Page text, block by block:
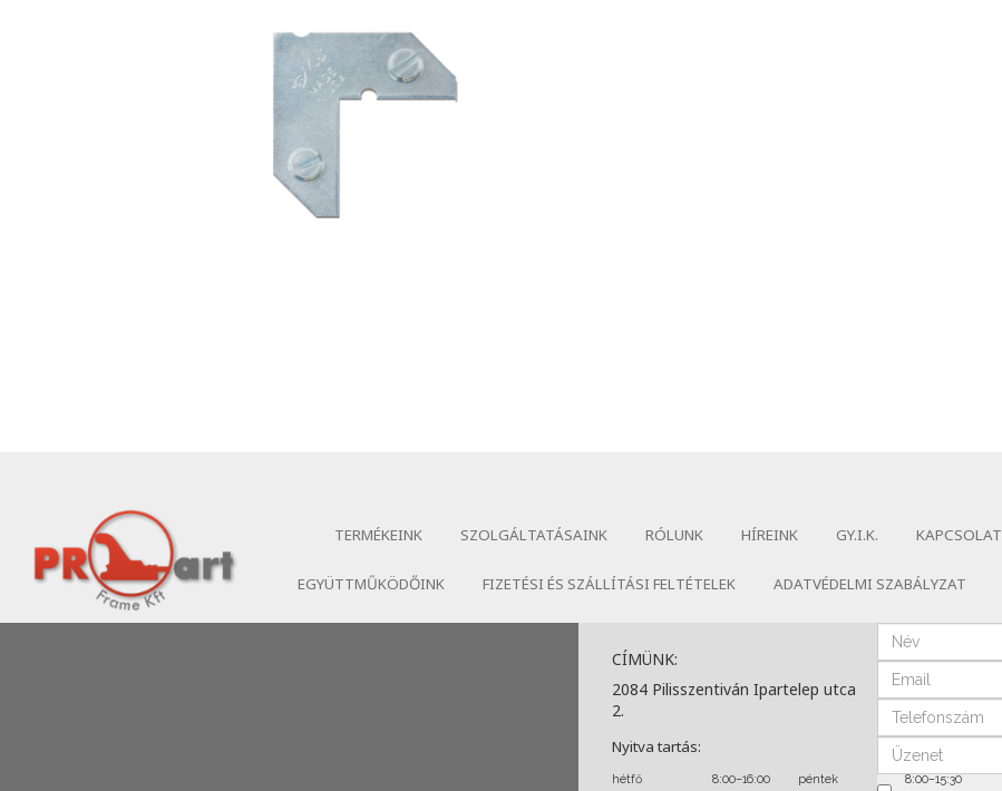
TERMÉKEINK SZOLGÁLTATÁSAINK RÓLUNK HÍREINK GY.I.K. KAPCSOLAT
EGYÜTTMŰKÖDŐINK FIZETÉSI ÉS SZÁLLÍTÁSI FELTÉTELEK ADATVÉDELMI SZABÁLYZAT
CÍMÜNK:
2084 Pilisszentiván Ipartelep utca
2.
Nyitva tartás:
hétfő 8:00–16:00 péntek
8:00–15:30